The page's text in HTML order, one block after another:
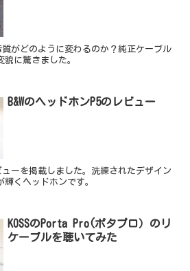
質がどのように変わるのか？純正ケーブル
に驚きました。
B&WのヘッドホンP5のレビュー
ューを掲載しました。洗練されたデザイン
くヘッドホンです。
KOSSのPorta Pro(ポタプロ）のリ
ケーブルを聴いてみた